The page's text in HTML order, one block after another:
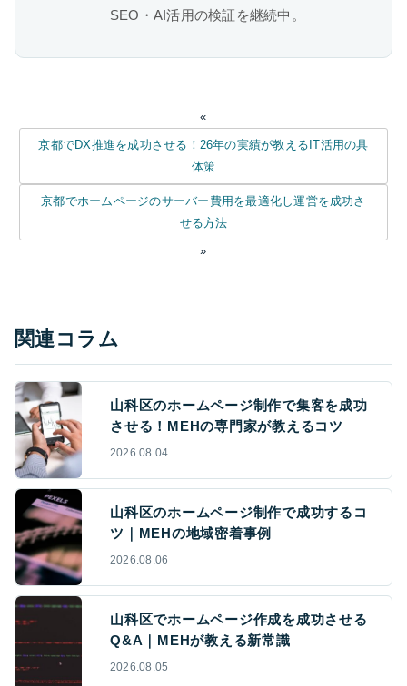
SEO・AI活用の検証を継続中。
«
京都でDX推進を成功させる！26年の実績が教えるIT活用の具
体策
京都でホームページのサーバー費用を最適化し運営を成功さ
せる方法
»
関連コラム
山科区のホームページ制作で集客を成功
させる！MEHの専門家が教えるコツ
2026.08.04
山科区のホームページ制作で成功するコ
ツ｜MEHの地域密着事例
2026.08.06
山科区でホームページ作成を成功させる
Q&A｜MEHが教える新常識
2026.08.05